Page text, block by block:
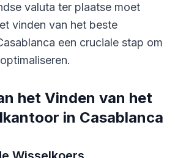
valuta ter plaatse moet
vinden van het beste
een cruciale stap om
het Vinden van het
in Casablanca